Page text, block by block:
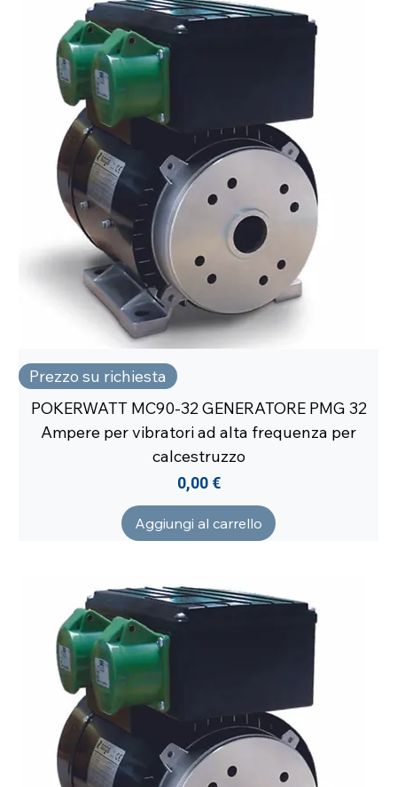
Prezzo su richiesta
POKERWATT MC90-32 GENERATORE PMG 32
Ampere per vibratori ad alta frequenza per
calcestruzzo
Prezzo
0,00 €
Aggiungi al carrello